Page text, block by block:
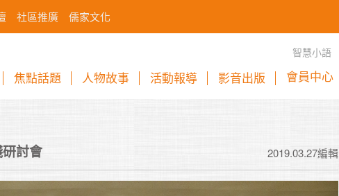
社區推廣 儒家文化
智慧小語
焦點話題 人物故事 活動報導 影音出版 會員中心
討會 2019.03.27編輯